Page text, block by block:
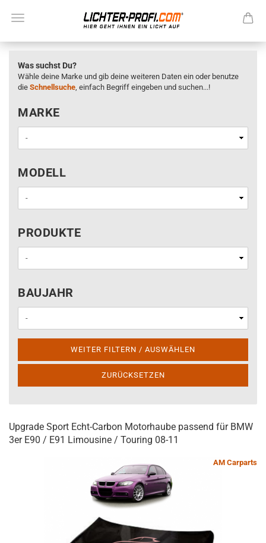
Was suchst Du?
Wähle deine Marke und gib deine weiteren Daten ein oder benutze
die Schnellsuche, einfach Begriff eingeben und suchen...!
MARKE
MARKE
MODELL
MODELL
PRODUKTE
PRODUKTE
BAUJAHR
BAUJAHR
WEITER FILTERN / AUSWÄHLEN
ZURÜCKSETZEN
Upgrade Sport Echt-Carbon Motorhaube passend für BMW
3er E90 / E91 Limousine / Touring 08-11
AM Carparts